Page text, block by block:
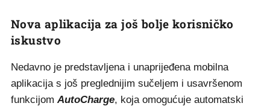
Nova aplikacija za još bolje korisničko
iskustvo
Nedavno je predstavljena i unaprijeđena mobilna
aplikacija s još preglednijim sučeljem i usavršenom
funkcijom AutoCharge, koja omogućuje automatski